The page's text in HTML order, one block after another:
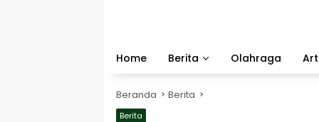
Home
Berita Olahraga
Beranda Berita
Berita